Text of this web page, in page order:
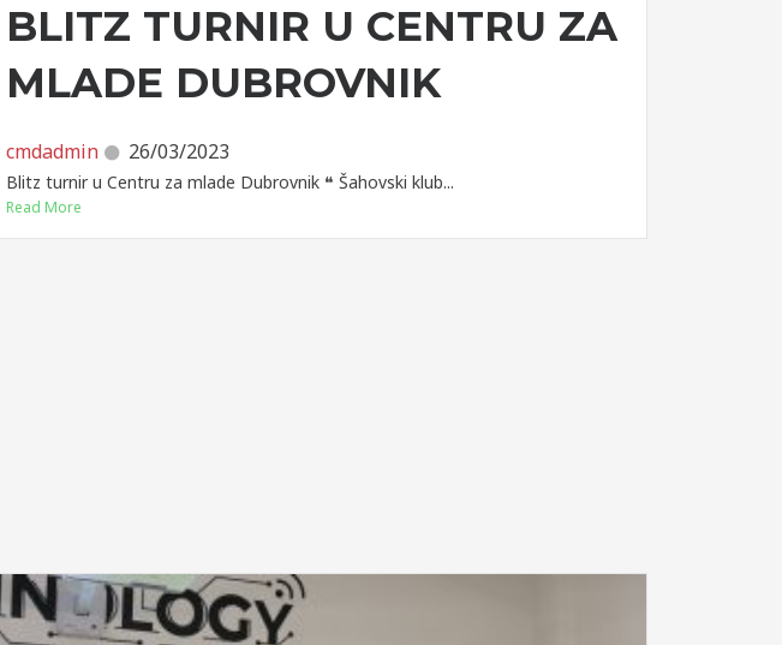
BLITZ TURNIR U CENTRU ZA
MLADE DUBROVNIK
cmdadmin 26/03/2023
Blitz turnir u Centru za mlade Dubrovnik ❝ Šahovski klub...
Read More